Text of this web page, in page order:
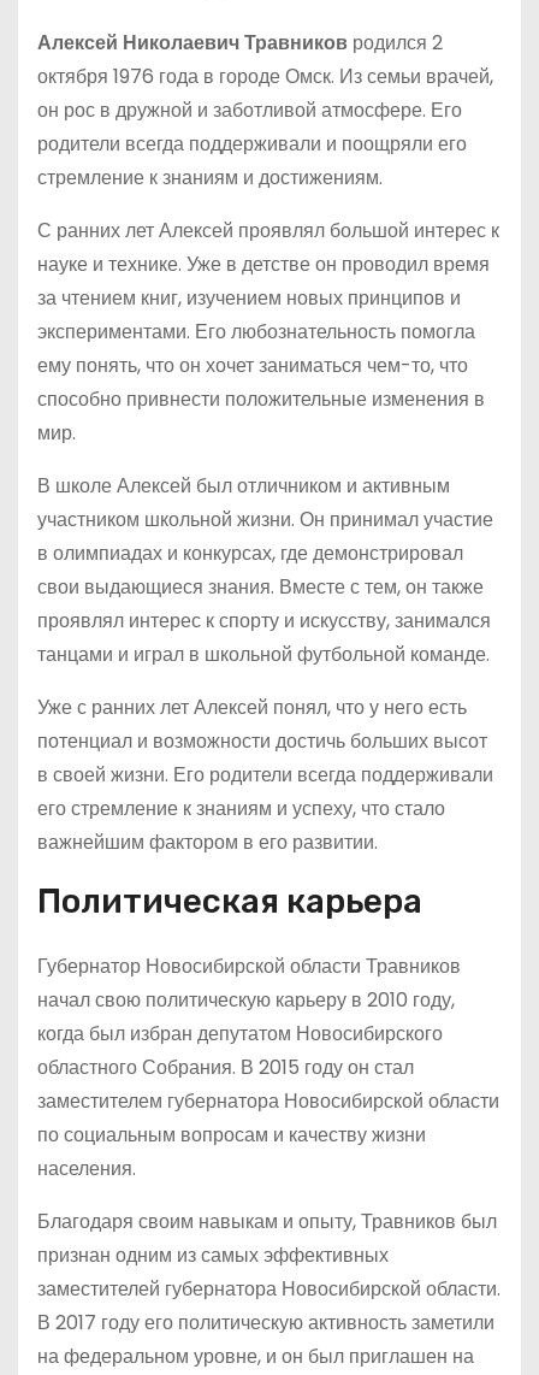
Алексей Николаевич Травников родился 2
октября 1976 года в городе Омск. Из семьи врачей,
он рос в дружной и заботливой атмосфере. Его
родители всегда поддерживали и поощряли его
стремление к знаниям и достижениям.
С ранних лет Алексей проявлял большой интерес к
науке и технике. Уже в детстве он проводил время
за чтением книг, изучением новых принципов и
экспериментами. Его любознательность помогла
ему понять, что он хочет заниматься чем-то, что
способно привнести положительные изменения в
мир.
В школе Алексей был отличником и активным
участником школьной жизни. Он принимал участие
в олимпиадах и конкурсах, где демонстрировал
свои выдающиеся знания. Вместе с тем, он также
проявлял интерес к спорту и искусству, занимался
танцами и играл в школьной футбольной команде.
Уже с ранних лет Алексей понял, что у него есть
потенциал и возможности достичь больших высот
в своей жизни. Его родители всегда поддерживали
его стремление к знаниям и успеху, что стало
важнейшим фактором в его развитии.
Политическая карьера
Губернатор Новосибирской области Травников
начал свою политическую карьеру в 2010 году,
когда был избран депутатом Новосибирского
областного Собрания. В 2015 году он стал
заместителем губернатора Новосибирской области
по социальным вопросам и качеству жизни
населения.
Благодаря своим навыкам и опыту, Травников был
признан одним из самых эффективных
заместителей губернатора Новосибирской области.
В 2017 году его политическую активность заметили
на федеральном уровне, и он был приглашен на